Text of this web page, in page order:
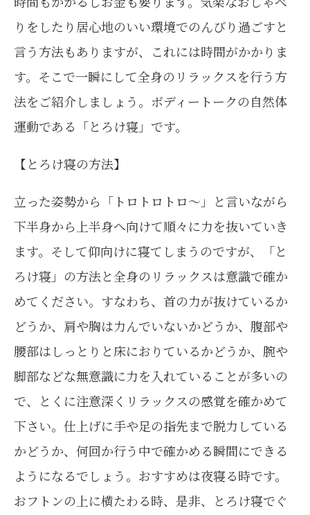
りをしたり居心地のいい環境でのんびり過ごすと
言う方法もありますが、これには時間がかかりま
す。そこで一瞬にして全身のリラックスを行う方
法をご紹介しましょう。ボディートークの自然体
運動である「とろけ寝」です。
【とろけ寝の方法】
立った姿勢から「トロトロトロ～」と言いながら
下半身から上半身へ向けて順々に力を抜いていき
ます。そして仰向けに寝てしまうのですが、「と
ろけ寝」の方法と全身のリラックスは意識で確か
めてください。すなわち、首の力が抜けているか
どうか、肩や胸は力んでいないかどうか、腹部や
腰部はしっとりと床におりているかどうか、腕や
脚部などな無意識に力を入れていることが多いの
で、とくに注意深くリラックスの感覚を確かめて
下さい。仕上げに手や足の指先まで脱力している
かどうか、何回か行う中で確かめる瞬間にできる
ようになるでしょう。おすすめは夜寝る時です。
おフトンの上に横たわる時、是非、とろけ寝でぐ